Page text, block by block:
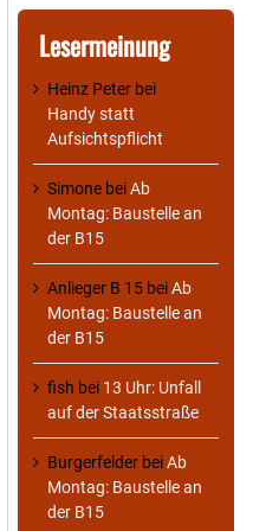
Lesermeinung
Heinz Peter bei
Handy statt
Aufsichtspflicht
Simone beiAb
Montag: Baustelle an
der B15
Anlieger B 15 beiAb
Montag: Baustelle an
der B15
fish bei 13 Uhr: Unfall
auf der Staatsstraße
Burgerfelder beiAb
Montag: Baustelle an
der B15